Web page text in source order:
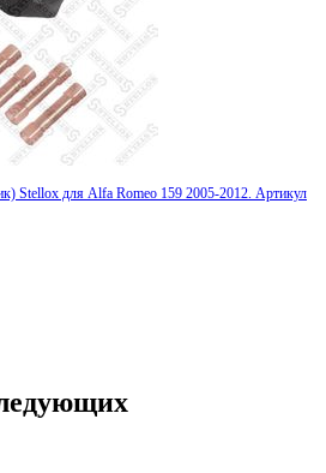
Stellox для Alfa Romeo 159 2005-2012. Артикул